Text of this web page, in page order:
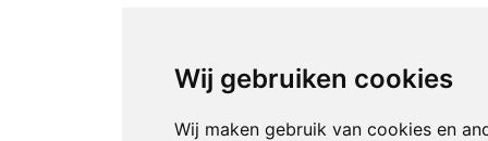
Wij gebruiken cookies
Wij maken gebruik van cookies en